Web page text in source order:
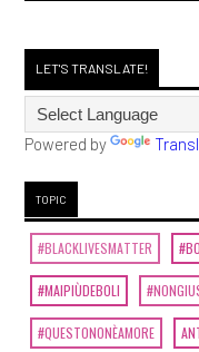
LET'S TRANSLATE!
Powered by
TOPIC
#BLACKLIVESMATTER
#MAIPIÙDEBOLI
#QUESTONONÈAMORE